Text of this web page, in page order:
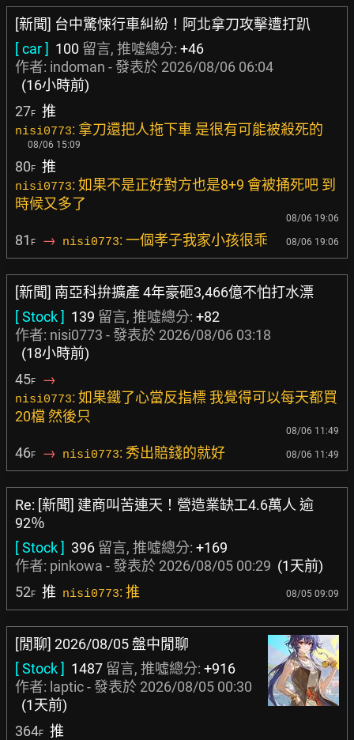
[新聞] 台中驚悚行車糾紛！阿北拿刀攻擊遭打趴
[ car ] 100 留言, 推噓總分: +46
作者: indoman - 發表於 2026/08/06 06:04
(16小時前)
27F 推
nisi0773: 拿刀還把人拖下車 是很有可能被殺死的
08/06 15:09
80F 推
nisi0773: 如果不是正好對方也是8+9 會被捅死吧 到
時候又多了
08/06 19:06
81 F → nisi0773: 一個孝子我家小孩很乖 08/06 19:06
[新聞] 南亞科拚擴產 4年豪砸3,466億不怕打水漂
[ Stock ] 139 留言, 推噓總分: +82
作者: nisi0773 - 發表於 2026/08/06 03:18
(18小時前)
45F →
nisi0773: 如果鐵了心當反指標 我覺得可以每天都買
20檔 然後只
08/06 11:49
46F → nisi0773: 秀出賠錢的就好 08/06 11:49
Re: [新聞] 建商叫苦連天！營造業缺工4.6萬人 逾
92％
[ Stock ] 396 留言, 推噓總分: +169
作者: pinkowa - 發表於 2026/08/05 00:29 (1天前)
52F 推 nisi0773: 推 08/05 09:09
[閒聊] 2026/08/05 盤中閒聊
[ Stock ] 1487 留言, 推噓總分: +916
作者: laptic- 發表於 2026/08/05 00:30
(1天前)
364F 推